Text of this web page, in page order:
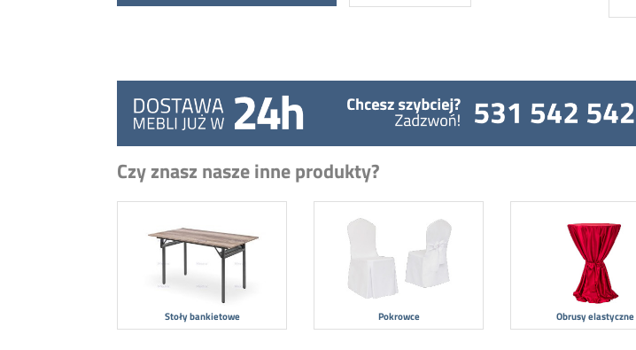
Czy znasz nasze inne produkty?
Stoły bankietowe Pokrowce Obrusy elastyczne